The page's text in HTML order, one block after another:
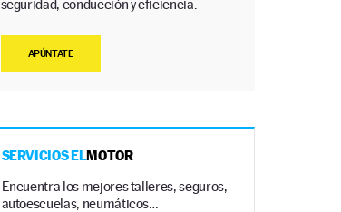
seguridad, conducción y eficiencia.
APÚNTATE
SERVICIOS ELMOTOR
Encuentra los mejores talleres, seguros,
autoescuelas, neumáticos…